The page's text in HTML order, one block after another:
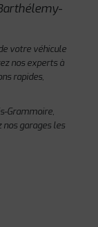
votre véhicule
nos experts à
rapides,
Grammoire,
garages les